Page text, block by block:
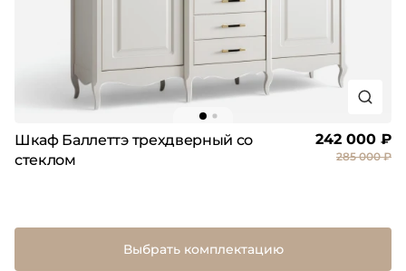
Шкаф Баллеттэ трехдверный со
стеклом
242 000 ₽
285 000 ₽
Выбрать комплектацию